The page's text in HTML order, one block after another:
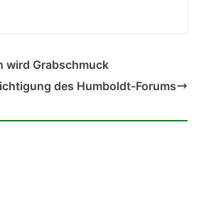
wird Grabschmuck
des Humboldt-Forums